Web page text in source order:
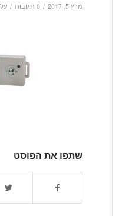
מרץ 5, 2017 / 0 תגובות / על
שתפו את הפוסט